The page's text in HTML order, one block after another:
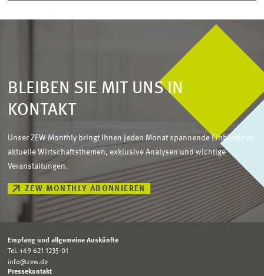
BLEIBEN SIE MIT UNS IN
KONTAKT
Unser ZEW Monthly bringt Ihnen jeden Monat spannende Einblicke in
aktuelle Wirtschaftsthemen, exklusive Analysen und wichtige
Veranstaltungen.
ZEW MONTHLY ABONNIEREN
Empfang und allgemeine Auskünfte
Tel. +49 621 1235-01
info@zew.de
Pressekontakt